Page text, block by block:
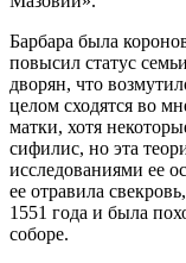
Барбара была
повысил статус
дворян, что
целом сходятся во
матки, хотя
сифилис, но эта
исследованиями ее
ее отравила
1551 года и была
соборе.